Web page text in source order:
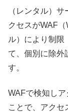
（レンタル）
クセスがWAF
ル）により制限
て、個別に除外
す。
WAFで検知し
ことで、アクセ